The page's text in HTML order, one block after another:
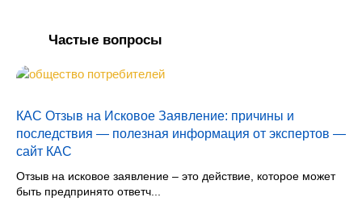
Частые вопросы
КАС Отзыв на Исковое Заявление: причины и
последствия — полезная информация от экспертов —
сайт КАС
Отзыв на исковое заявление – это действие, которое может
быть предпринято ответч...